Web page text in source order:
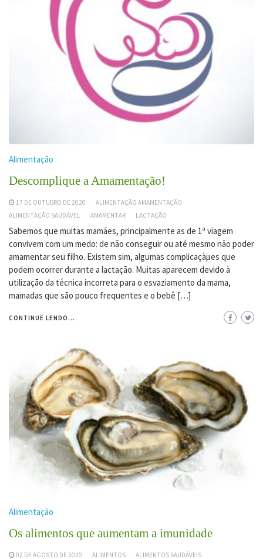
Alimentação
Descomplique a Amamentação!
17 DE OUTUBRO DE 2020
ALIMENTAÇÃO AMAMENTAÇÃO
ALIMENTAÇÃO SAUDÁVEL
AMAMENTAR LACTAÇÃO
Sabemos que muitas mamães, principalmente as de 1ª viagem
convivem com um medo: de não conseguir ou até mesmo não poder
amamentar seu filho. Existem sim, algumas complicaçàµes que
podem ocorrer durante a lactação. Muitas aparecem devido à
utilização da técnica incorreta para o esvaziamento da mama,
mamadas que são pouco frequentes e o bebê […]
CONTINUE LENDO...
Alimentação
Os alimentos que aumentam a imunidade
02 DE AGOSTO DE 2020 ALIMENTOS
ALIMENTOS SAUDÁVEIS